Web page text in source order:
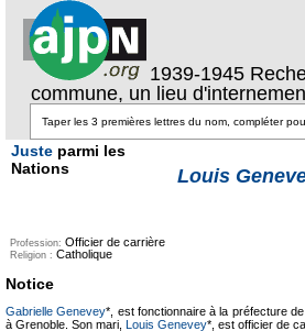
1939-1945
commune, un lieu
Juste parmi les
Nations
Louis
Profession: Officier de carrière
Religion : Catholique
Notice
Gabrielle Genevey*, est fonctionnaire à la préfecture
à Grenoble. Son mari, Louis Genevey*, est officier de